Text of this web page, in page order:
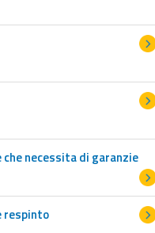
necessita di garanzie
respinto